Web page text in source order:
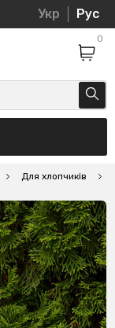
Укр Рус
0
Для хлопчиків